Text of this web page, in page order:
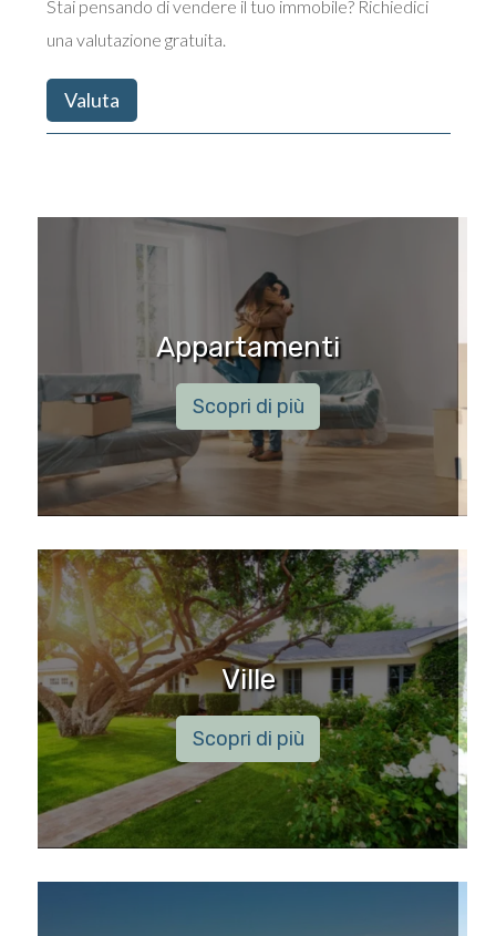
Stai pensando di vendere il tuo immobile? Richiedici
una valutazione gratuita.
Valuta
Appartamenti
Scopri di più
Ville
Scopri di più